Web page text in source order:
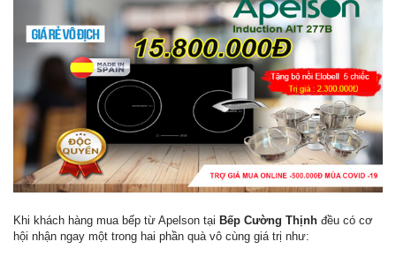
Khi khách hàng mua bếp từ Apelson tại Bếp Cường Thịnh đều có cơ
hội nhận ngay một trong hai phần quà vô cùng giá trị như: